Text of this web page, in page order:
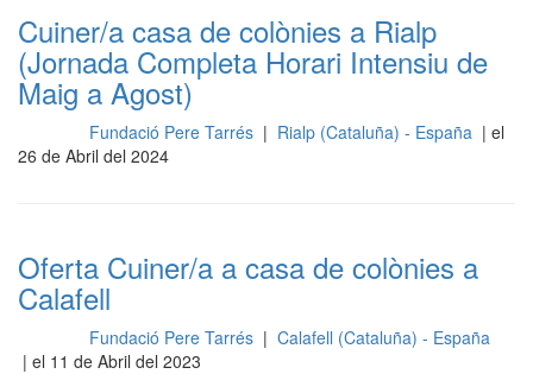
Cuiner/a casa de colònies a Rialp
(Jornada Completa Horari Intensiu de
Maig a Agost)
Fundació Pere Tarrés | Rialp (Cataluña) - España | el
26 de Abril del 2024
Oferta Cuiner/a a casa de colònies a
Calafell
Fundació Pere Tarrés | Calafell (Cataluña) - España
| el 11 de Abril del 2023